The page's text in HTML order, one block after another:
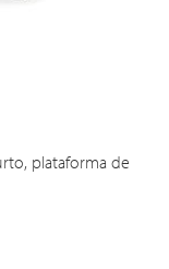
plataforma de